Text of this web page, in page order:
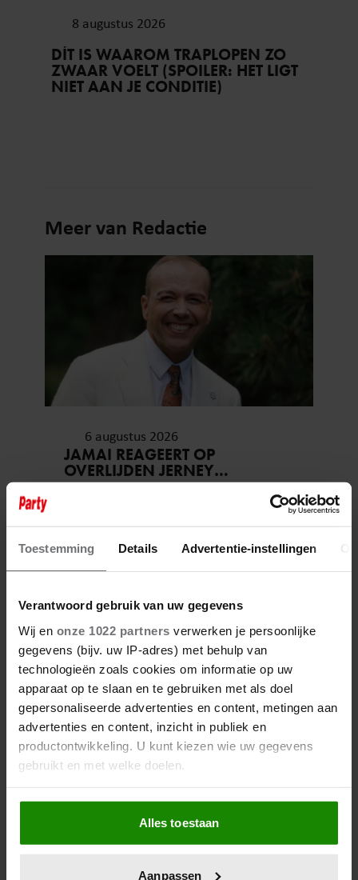
Toestemming Details Advertentie-instellingen
Verantwoord gebruik van uw gegevens
Wij en onze 1022 partners verwerken je persoonlijke
gegevens (bijv. uw IP-adres) met behulp van
technologieën zoals cookies om informatie op uw
apparaat op te slaan en te gebruiken met als doel
gepersonaliseerde advertenties en content, metingen aan
advertenties en content, inzicht in publiek en
productontwikkeling. U kunt kiezen wie uw gegevens
gebruikt en met welke doelen.
Als u het toestaat, willen we ook graag:
Informatie verzamelen over uw geografische
locatie, die tot een paar meter nauwkeurig kan zijn
Alles toestaan
Aanpassen
8 augustus 2026
DÍT IS WAAROM TRAPLOPEN ZO
ZWAAR VOELT (SPOILER: HET LIGT
NIET AAN JE CONDITIE)
Meer van Redactie
6 augustus 2026
JAMAI REAGEERT OP
OVERLIJDEN JERNEY
KAAGMAN (79): ‘DAT
VERTROUWEN ZAL IK NOOIT
6 augustus 2026
WAAROM KATJA SCHUURMAN
BEWUST VOOR RUST KOOS…